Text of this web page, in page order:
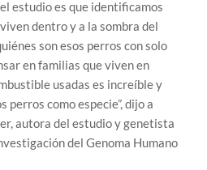
estudio es que identificamos
dentro y a la sombra del
son esos perros con solo
en familias que viven en
usadas es increíble y
perros como especie”, dijo a
autora del estudio y genetista
del Genoma Humano